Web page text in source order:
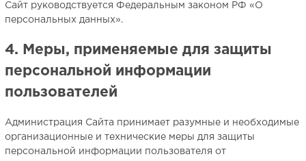
Сайт руководствуется Федеральным законом РФ «О
персональных данных».
4. Меры, применяемые для защиты
персональной информации
пользователей
Администрация Сайта принимает разумные и необходимые
организационные и технические меры для защиты
персональной информации пользователя от